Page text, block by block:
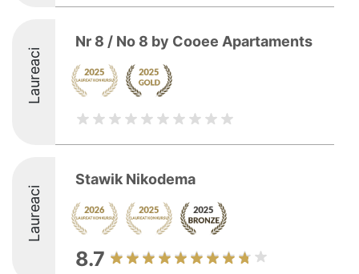
Laureaci
Nr 8 / No 8 by Cooee Apartaments
Laureaci
Stawik Nikodema
8.7